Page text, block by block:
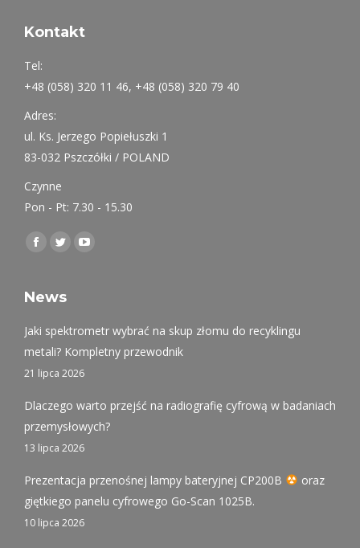
Kontakt
Tel:
+48 (058) 320 11 46, +48 (058) 320 79 40
Adres:
ul. Ks. Jerzego Popiełuszki 1
83-032 Pszczółki / POLAND
Czynne
Pon - Pt: 7.30 - 15.30
Find us on:
Facebook
opens
new
window
Twitter
opens
new
window
YouTube
new
window
News
Jaki spektrometr wybrać na skup złomu do recyklingu
metali? Kompletny przewodnik
21 lipca 2026
Dlaczego warto przejść na radiografię cyfrową w badaniach
przemysłowych?
13 lipca 2026
Prezentacja przenośnej lampy bateryjnej CP200B
oraz
giętkiego panelu cyfrowego Go-Scan 1025B.
10 lipca 2026